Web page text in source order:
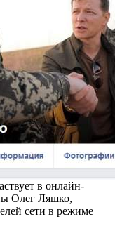
в онлайн-
Олег Ляшко,
сети в режиме